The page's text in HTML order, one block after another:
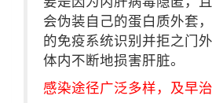
会伪装自己的蛋白质外套
的免疫系统识别并拒之门
体内不断地损害肝脏。
感染途径广泛多样，及早